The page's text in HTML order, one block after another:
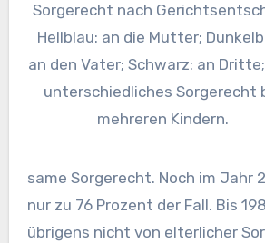
Sorgerecht nach
Hellblau: an die Mutter;
an den Vater; Schwarz: an
unterschiedliches Sorgerecht
mehreren Kindern.
same Sorgerecht. Noch im Jahr
nur zu 76 Prozent der Fall. Bis
übrigens nicht von elterlicher